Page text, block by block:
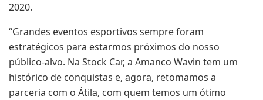
2020.
“Grandes eventos esportivos sempre foram
estratégicos para estarmos próximos do nosso
público-alvo. Na Stock Car, a Amanco Wavin tem um
histórico de conquistas e, agora, retomamos a
parceria com o Átila, com quem temos um ótimo